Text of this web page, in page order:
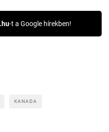
-t a Google hírekben!
KANADA